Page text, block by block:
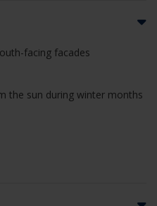
facing facades
the sun during winter months